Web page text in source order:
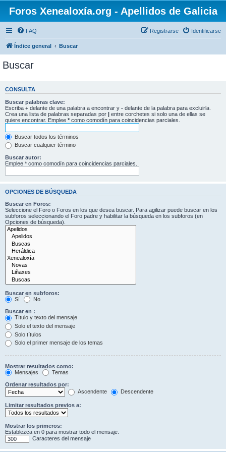
Foros Xenealoxía.org - Apellidos de Galicia
FAQ Identificarse
Registrarse
Índice general Buscar
Buscar
CONSULTA
Buscar palabras clave:
Escriba + delante de una palabra a encontrar y - delante de la palabra para excluirla.
Crea una lista de palabras separadas por | entre corchetes si solo una de ellas se
quiere encontrar. Emplee * como comodín para coincidencias parciales.
Buscar todos los términos
Buscar cualquier término
Buscar autor:
Emplee * como comodín para coincidencias parciales.
OPCIONES DE BÚSQUEDA
Buscar en Foros:
Seleccione el Foro o Foros en los que desea buscar. Para agilizar puede buscar en los
subforos seleccionando el Foro padre y habilitar la búsqueda en los subforos (en
Opciones de búsqueda).
Buscar en subforos:
Sí
No
Buscar en :
Título y texto del mensaje
Solo el texto del mensaje
Solo títulos
Solo el primer mensaje de los temas
Mostrar resultados como:
Mensajes
Temas
Ordenar resultados por:
Ascendente
Descendente
Limitar resultados previos a:
Mostrar los primeros:
Establezca en 0 para mostrar todo el mensaje.
Caracteres del mensaje